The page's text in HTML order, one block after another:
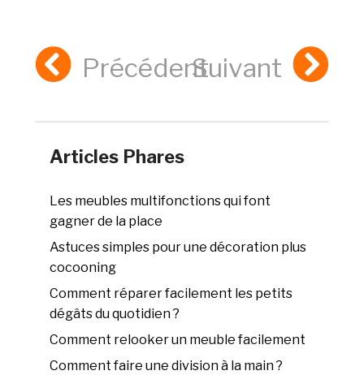
PrécédentSuivant
Articles Phares
Les meubles multifonctions qui font
gagner de la place
Astuces simples pour une décoration plus
cocooning
Comment réparer facilement les petits
dégâts du quotidien ?
Comment relooker un meuble facilement
Comment faire une division à la main ?